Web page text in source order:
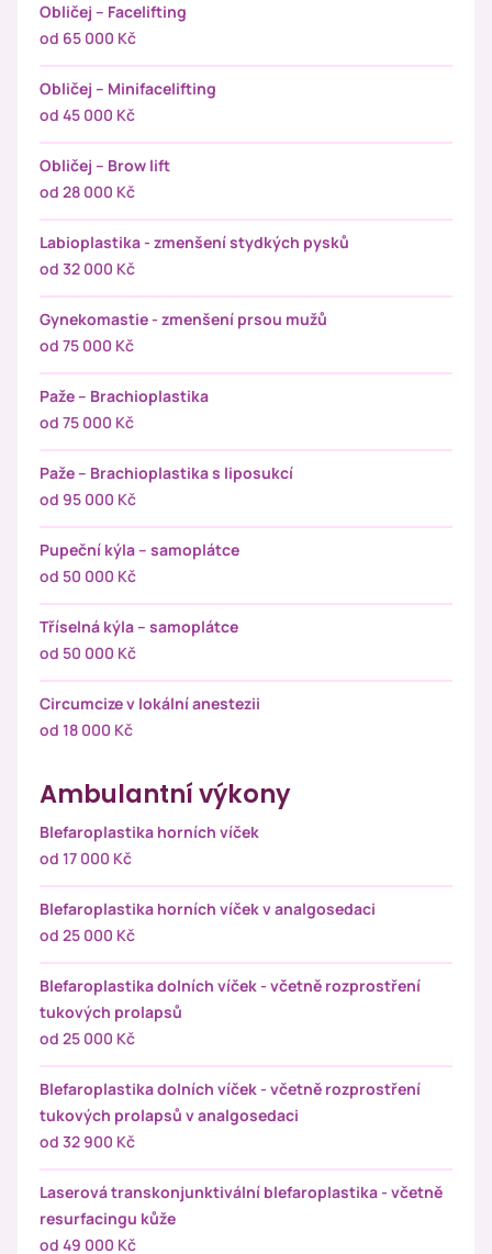
Obličej – Facelifting
od 65 000 Kč
Obličej – Minifacelifting
od 45 000 Kč
Obličej – Brow lift
od 28 000 Kč
Labioplastika - zmenšení stydkých pysků
od 32 000 Kč
Gynekomastie - zmenšení prsou mužů
od 75 000 Kč
Paže – Brachioplastika
od 75 000 Kč
Paže – Brachioplastika s liposukcí
od 95 000 Kč
Pupeční kýla – samoplátce
od 50 000 Kč
Tříselná kýla – samoplátce
od 50 000 Kč
Circumcize v lokální anestezii
od 18 000 Kč
Ambulantní výkony
Blefaroplastika horních víček
od 17 000 Kč
Blefaroplastika horních víček v analgosedaci
od 25 000 Kč
Blefaroplastika dolních víček - včetně rozprostření
tukových prolapsů
od 25 000 Kč
Blefaroplastika dolních víček - včetně rozprostření
tukových prolapsů v analgosedaci
od 32 900 Kč
Laserová transkonjunktivální blefaroplastika - včetně
resurfacingu kůže
od 49 000 Kč